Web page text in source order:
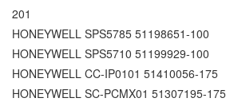
201
HONEYWELL SPS5785 51198651-100
HONEYWELL SPS5710 51199929-100
HONEYWELL CC-IP0101 51410056-175
HONEYWELL SC-PCMX01 51307195-175